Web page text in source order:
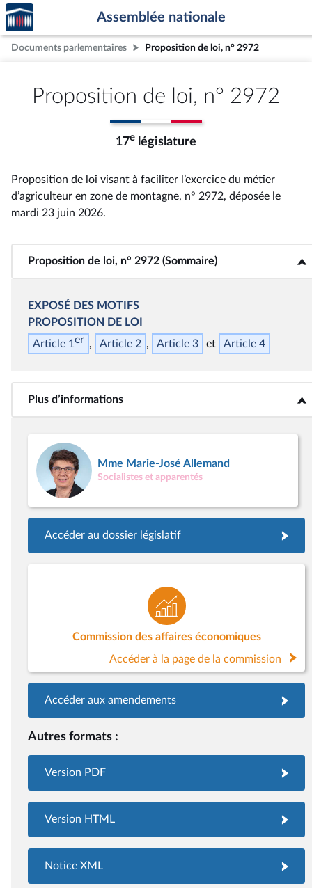
Aller au contenu
Aller en bas de la page
Accèder
à la
page
d'accueil
Assemblée nationale
Documents parlementaires Proposition de loi, n° 2972
Proposition de loi, n° 2972
17e législature
Proposition de loi visant à faciliter l’exercice du métier
d’agriculteur en zone de montagne, n° 2972, déposée le
mardi 23 juin 2026.
Proposition de loi, n° 2972 (Sommaire)
<b>Proposition de loi, n° 2972 (Sommaire)</b>
EXPOSÉ DES MOTIFS
PROPOSITION DE LOI
Article 1er Article 2 Article 3 Article 4
Plus d’informations<b>Plus d’informations</b>
Mme Marie-José Allemand
Socialistes et apparentés
Accéder au dossier législatif
Commission des affaires économiques
Accéder à la page de la commission
Accéder aux amendements
Autres formats :
Version PDF
Version HTML
Notice XML